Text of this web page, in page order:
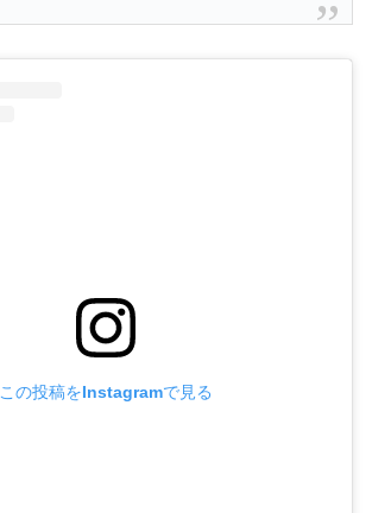
この投稿をInstagramで見る